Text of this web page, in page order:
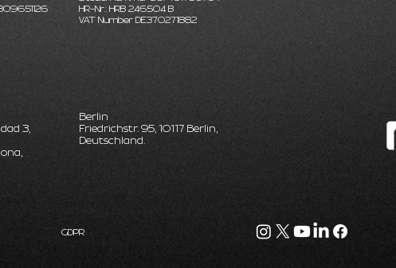
HR-Nr.: HRB 246504 B
VAT Number DE370271882
3,
Berlin
Friedrichstr. 95, 10117 Berlin,
Deutschland.
GDPR